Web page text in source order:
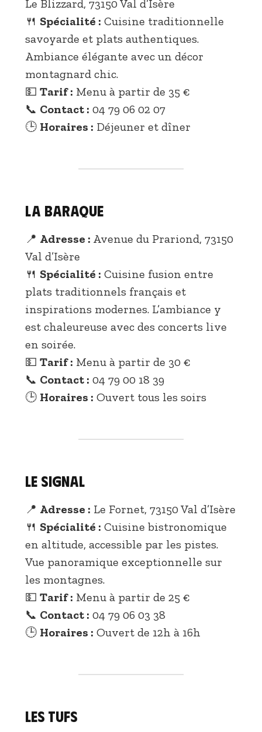
Le Blizzard, 73150 Val d’Isère
🍴 Spécialité : Cuisine traditionnelle
savoyarde et plats authentiques.
Ambiance élégante avec un décor
montagnard chic.
💵 Tarif : Menu à partir de 35 €
📞 Contact : 04 79 06 02 07
🕒 Horaires : Déjeuner et dîner
La Baraque
📍 Adresse : Avenue du Prariond, 73150
Val d’Isère
🍴 Spécialité : Cuisine fusion entre
plats traditionnels français et
inspirations modernes. L’ambiance y
est chaleureuse avec des concerts live
en soirée.
💵 Tarif : Menu à partir de 30 €
📞 Contact : 04 79 00 18 39
🕒 Horaires : Ouvert tous les soirs
Le Signal
📍 Adresse : Le Fornet, 73150 Val d’Isère
🍴 Spécialité : Cuisine bistronomique
en altitude, accessible par les pistes.
Vue panoramique exceptionnelle sur
les montagnes.
💵 Tarif : Menu à partir de 25 €
📞 Contact : 04 79 06 03 38
🕒 Horaires : Ouvert de 12h à 16h
Les Tufs